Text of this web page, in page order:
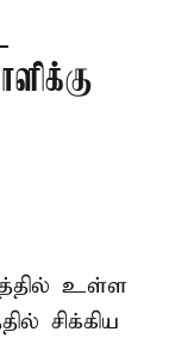
உள்ள
சிக்கிய